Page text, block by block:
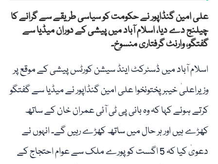
علی امین گنڈاپور نے حکومت کو سیاسی طریقے سے گرانے کا
چیلنج دے دیا، اسلام آباد میں پیشی کے دوران میڈیا سے
گفتگو، وارنٹ گرفتاری منسوخ۔
اسلام آباد میں ڈسٹرکٹ اینڈ سیشن کورٹس پیشی کے موقع پر
وزیراعلیٰ خیبرپختونخوا علی امین گنڈاپور نے میڈیا سے گفتگو
کرتے ہوئے کہا کہ وہ بانی پی ٹی آئی عمران خان کے ساتھ
کھڑے ہیں اور ہر حال میں ساتھ کھڑے رہیں گے۔ انہوں نے
دعویٰ کیا کہ 5 اگست کو پورے ملک سے عوام احتجاج کے